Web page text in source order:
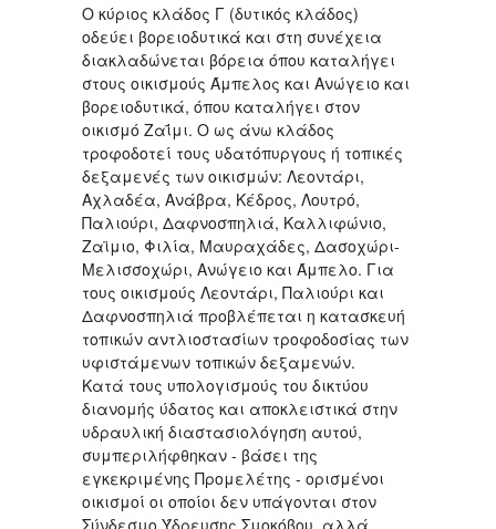
Ο κύριος κλάδος Γ (δυτικός κλάδος)
οδεύει βορειοδυτικά και στη συνέχεια
διακλαδώνεται βόρεια όπου καταλήγει
στους οικισμούς Άμπελος και Ανώγειο και
βορειοδυτικά, όπου καταλήγει στον
οικισμό Ζαΐμι. Ο ως άνω κλάδος
τροφοδοτεί τους υδατόπυργους ή τοπικές
δεξαμενές των οικισμών: Λεοντάρι,
Αχλαδέα, Ανάβρα, Κέδρος, Λουτρό,
Παλιούρι, Δαφνοσπηλιά, Καλλιφώνιο,
Ζαϊμιο, Φιλία, Μαυραχάδες, Δασοχώρι-
Μελισσοχώρι, Ανώγειο και Άμπελο. Για
τους οικισμούς Λεοντάρι, Παλιούρι και
Δαφνοσπηλιά προβλέπεται η κατασκευή
τοπικών αντλιοστασίων τροφοδοσίας των
υφιστάμενων τοπικών δεξαμενών.
Κατά τους υπολογισμούς του δικτύου
διανομής ύδατος και αποκλειστικά στην
υδραυλική διαστασιολόγηση αυτού,
συμπεριλήφθηκαν - βάσει της
εγκεκριμένης Προμελέτης - ορισμένοι
οικισμοί οι οποίοι δεν υπάγονται στον
Σύνδεσμο Ύδρευσης Σμοκόβου, αλλά